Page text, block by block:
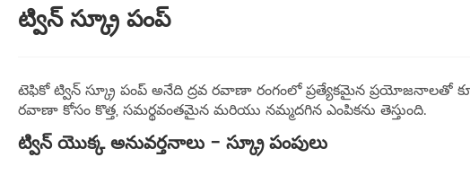
ట్విన్ స్క్రూ పంప్
టెఫికో ట్విన్ స్క్రూ పంప్ అనేది ద్రవ రవాణా రంగంలో ప్రత్యేకమైన ప్రయోజనాలతో
రవాణా కోసం కొత్త, సమర్థవంతమైన మరియు నమ్మదగిన ఎంపికను తెస్తుంది.
ట్విన్ యొక్క అనువర్తనాలు - స్క్రూ పంపులు